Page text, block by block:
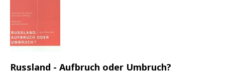
Russland - Aufbruch oder Umbruch?